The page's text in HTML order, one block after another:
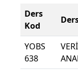
Ders
Kod
YOBS
638
VERİ